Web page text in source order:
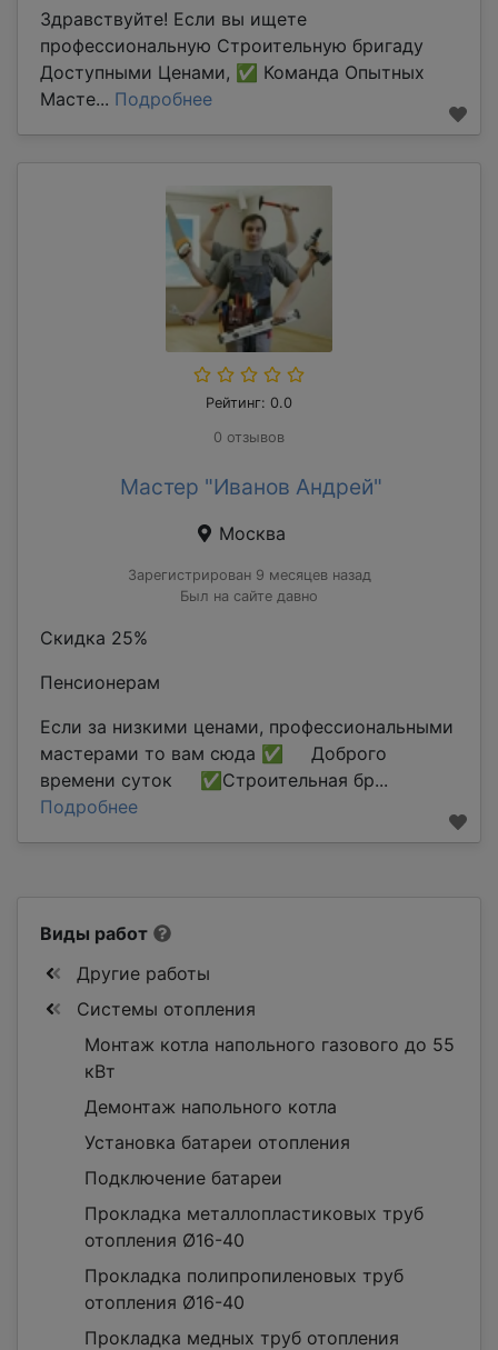
Здравствуйте! Если вы ищете
профессиональную Строительную бригаду
Доступными Ценами, ✅ Команда Опытных
Масте... Подробнее
Рейтинг: 0.0
0 отзывов
Мастер "Иванов Андрей"
Москва
Зарегистрирован 9 месяцев назад
Был на сайте давно
Скидка 25%
Пенсионерам
Если за низкими ценами, профессиональными
мастерами то вам сюда ✅ Доброго
времени суток ✅Строительная бр...
Подробнее
Виды работ
Другие работы
Системы отопления
Монтаж котла напольного газового до 55
кВт
Демонтаж напольного котла
Установка батареи отопления
Подключение батареи
Прокладка металлопластиковых труб
отопления Ø16-40
Прокладка полипропиленовых труб
отопления Ø16-40
Прокладка медных труб отопления